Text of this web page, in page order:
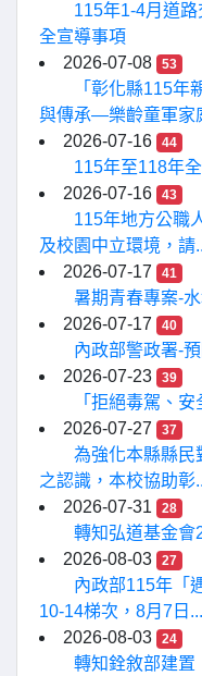
115年1-4月道
全宣導事項
2026-07-08
53
「彰化縣115年
與傳承—樂齡童軍家
2026-07-16
44
115年至118年
2026-07-16
43
115年地方公職
及校園中立環境，請
2026-07-17
41
暑期青春專案-
2026-07-17
40
內政部警政署-
2026-07-23
39
「拒絕毒駕、
2026-07-27
37
為強化本縣縣民
之認識，本校協助彰
2026-07-31
28
轉知弘道基金會
2026-08-03
27
內政部115年「
10-14梯次，8月7日...
2026-08-03
24
轉知銓敘部建置